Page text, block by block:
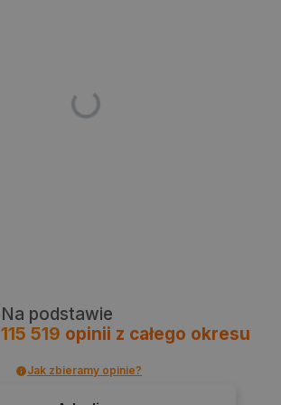
Na podstawie
115 519 opinii z całego okresu
Jak zbieramy opinie?